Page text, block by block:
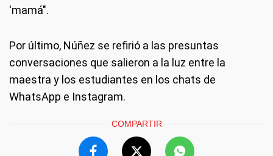
'mamá".
Por último, Núñez se refirió a las presuntas
conversaciones que salieron a la luz entre la
maestra y los estudiantes en los chats de
WhatsApp e Instagram.
COMPARTIR